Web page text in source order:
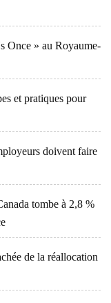
Once » au Royaume-
et pratiques pour
doivent faire
tombe à 2,8 %
de la réallocation